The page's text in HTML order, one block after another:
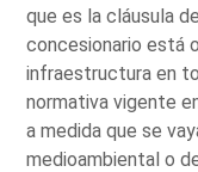
que es la cláusula
concesionario está
infraestructura en
normativa vigente
a medida que se
medioambiental o